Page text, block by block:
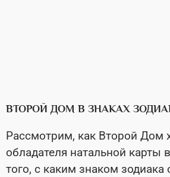
ВТОРОЙ ДОМ В ЗНАКАХ
Рассмотрим, как Второй Дом
обладателя натальной карты
того, с каким знаком зодиака